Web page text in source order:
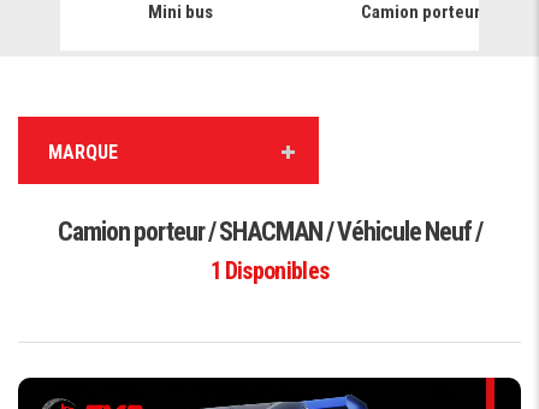
Mini bus Camion porteur
MARQUE
Camion porteur / SHACMAN / Véhicule Neuf /
1 Disponibles